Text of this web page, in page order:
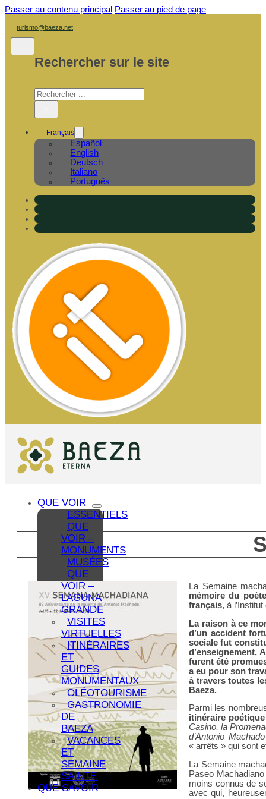
Passer au contenu principal Passer au pied de page
turismo@baeza.net
Rechercher sur le site
Rechercher
Français
Español
English
Deutsch
Italiano
Português
QUE VOIR
ESSENTIELS
QUE
VOIR –
MONUMENTS
MUSÉES
QUE
VOIR –
LAGUNA
GRANDE
VISITES
VIRTUELLES
ITINÉRAIRES
ET
GUIDES
MONUMENTAUX
OLÉOTOURISME
GASTRONOMIE
DE
BAEZA
VACANCES
ET
SEMAINE
SAINTE
QUE SAVOIR
La Semaine
mémoire du
français, à
La raison à ce
d’un accident
sociale fut
d’enseignement,
furent été
a eu pour son
à travers toutes
Baeza.
Parmi les
itinéraire
Casino, la
d’Antonio
« arrêts » qui sont
La Semaine
Paseo
moins connus de
avec qui,